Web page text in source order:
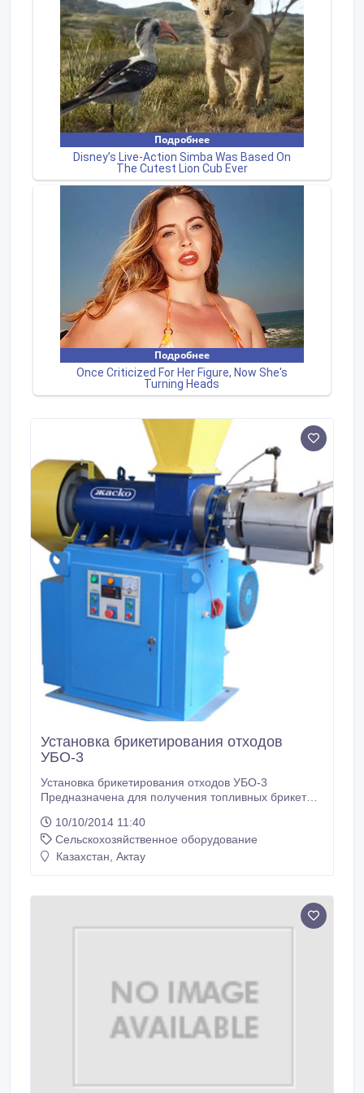
Установка брикетирования отходов
УБО-3
Установка брикетирования отходов УБО-3
Предназначена для получения топливных брикетов
опилок, стружки, лузги подсолнечника, шелухи
гречихи, риса, овса, сена, соломы и др.
Производительность пресса – 500 - 750 кг/ч.
10/10/2014 11:40
Сельскохозяйственное оборудование
Казахстан, Актау